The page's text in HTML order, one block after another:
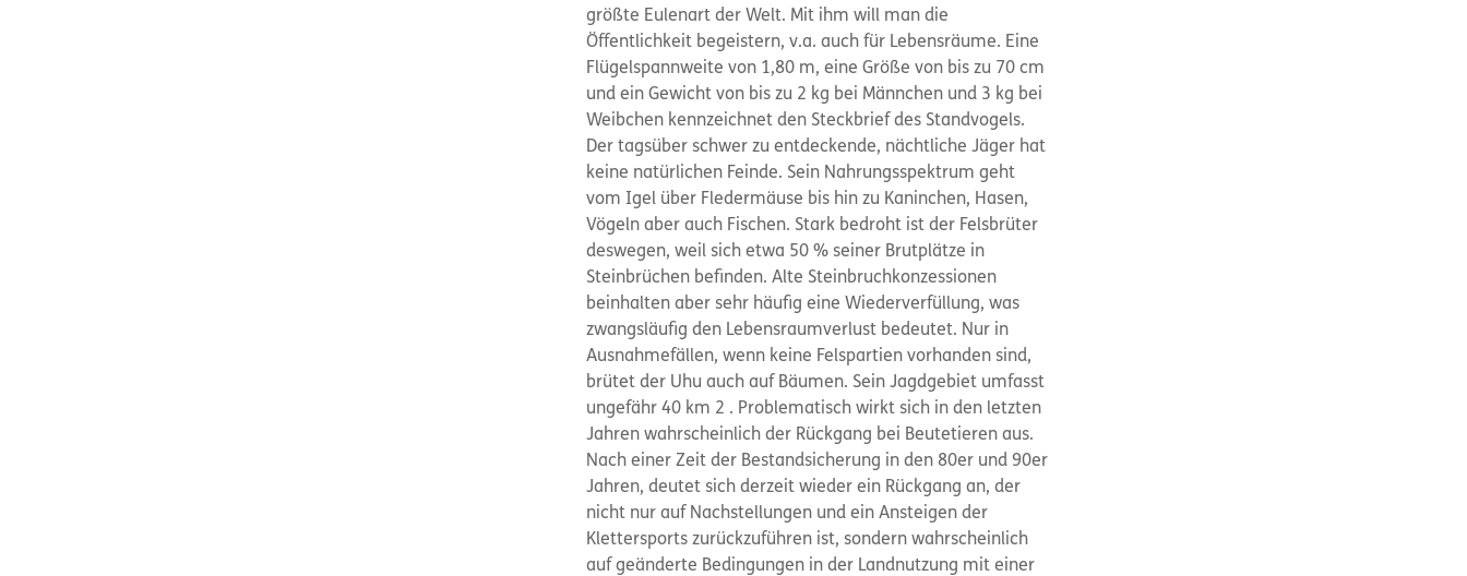
größte Eulenart der Welt. Mit ihm will man die
Öffentlichkeit begeistern, v.a. auch für Lebensräume. Eine
Flügelspannweite von 1,80 m, eine Größe von bis zu 70 cm
und ein Gewicht von bis zu 2 kg bei Männchen und 3 kg bei
Weibchen kennzeichnet den Steckbrief des Standvogels.
Der tagsüber schwer zu entdeckende, nächtliche Jäger hat
keine natürlichen Feinde. Sein Nahrungsspektrum geht
vom Igel über Fledermäuse bis hin zu Kaninchen, Hasen,
Vögeln aber auch Fischen. Stark bedroht ist der Felsbrüter
deswegen, weil sich etwa 50 % seiner Brutplätze in
Steinbrüchen befinden. Alte Steinbruchkonzessionen
beinhalten aber sehr häufig eine Wiederverfüllung, was
zwangsläufig den Lebensraumverlust bedeutet. Nur in
Ausnahmefällen, wenn keine Felspartien vorhanden sind,
brütet der Uhu auch auf Bäumen. Sein Jagdgebiet umfasst
ungefähr 40 km 2 . Problematisch wirkt sich in den letzten
Jahren wahrscheinlich der Rückgang bei Beutetieren aus.
Nach einer Zeit der Bestandsicherung in den 80er und 90er
Jahren, deutet sich derzeit wieder ein Rückgang an, der
nicht nur auf Nachstellungen und ein Ansteigen der
Klettersports zurückzuführen ist, sondern wahrscheinlich
auf geänderte Bedingungen in der Landnutzung mit einer